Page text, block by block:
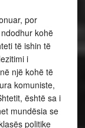
por
kohë
të ishin të
i
një kohë të
komuniste,
është sa i
mundësia se
politike